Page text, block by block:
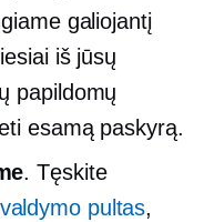
galiojantį
iš jūsų
papildomų
esamą paskyrą.
. Tęskite
pultas,